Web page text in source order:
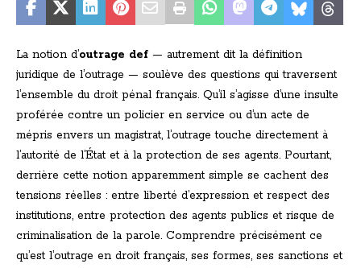
La notion d’outrage def — autrement dit la définition
juridique de l’outrage — soulève des questions qui traversent
l’ensemble du droit pénal français. Qu’il s’agisse d’une insulte
proférée contre un policier en service ou d’un acte de
mépris envers un magistrat, l’outrage touche directement à
l’autorité de l’État et à la protection de ses agents. Pourtant,
derrière cette notion apparemment simple se cachent des
tensions réelles : entre liberté d’expression et respect des
institutions, entre protection des agents publics et risque de
criminalisation de la parole. Comprendre précisément ce
qu’est l’outrage en droit français, ses formes, ses sanctions et